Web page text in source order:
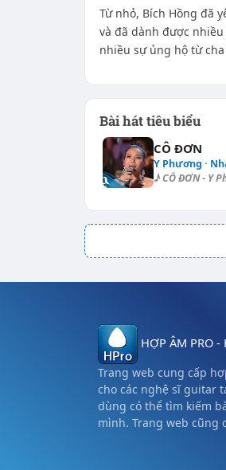
Từ nhỏ, Bích Hồng đã
và đã dành được
nhiều sự ủng hộ từ
Bài hát tiêu biểu
CÔ ĐƠN
Y Phương ·
♪ CÔ ĐƠN - Y
HỢP ÂM PRO -
Trang web cung cấp
cho các nghệ sĩ guitar
dùng có thể tìm kiếm
mình. Trang web cũng